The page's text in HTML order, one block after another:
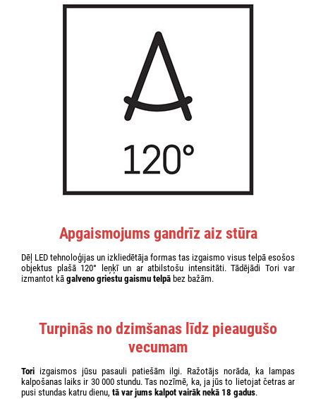
Apgaismojums gandrīz aiz stūra
Dēļ LED tehnoloģijas un izkliedētāja formas tas izgaismo visus telpā esošos
objektus plašā 120° leņķī un ar atbilstošu intensitāti. Tādējādi Tori var
izmantot kā galveno griestu gaismu telpā bez bažām.
Turpinās no dzimšanas līdz pieaugušo
vecumam
Tori izgaismos jūsu pasauli patiešām ilgi. Ražotājs norāda, ka lampas
kalpošanas laiks ir 30 000 stundu. Tas nozīmē, ka, ja jūs to lietojat četras ar
pusi stundas katru dienu, tā var jums kalpot vairāk nekā 18 gadus.